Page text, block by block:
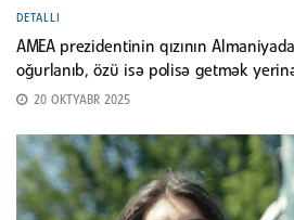
DETALLI
AMEA prezidentinin qızının
oğurlanıb, özü isə polisə getmək yerinə
20 OKTYABR 2025